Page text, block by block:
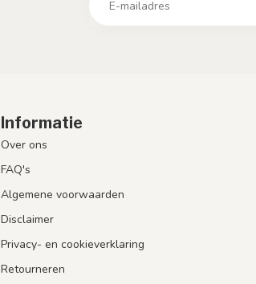
Informatie
Over ons
FAQ's
Algemene voorwaarden
Disclaimer
Privacy- en cookieverklaring
Retourneren